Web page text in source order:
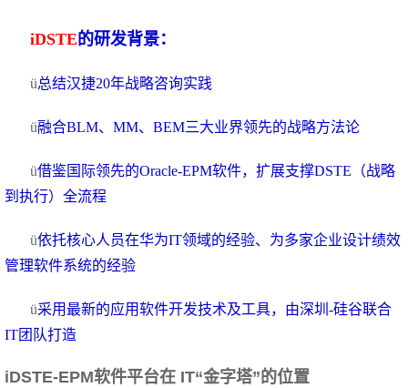
iDSTE 的研发背景：
ü总结汉捷20年战略咨询实践
ü融合BLM、MM、BEM三大业界领先的战略方法论
ü借鉴国际领先的Oracle-EPM软件，扩展支撑DSTE（战略
到执行）全流程
ü依托核心人员在华为IT领域的经验、为多家企业设计绩效
管理软件系统的经验
ü采用最新的应用软件开发技术及工具，由深圳-硅谷联合
IT团队打造
iDSTE-EPM软件平台在 IT“金字塔”的位置